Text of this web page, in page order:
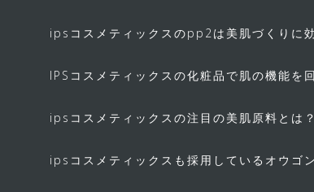
ipsコスメティックスのpp2は美肌づくりに
IPSコスメティックスの化粧品で肌の機能を
ipsコスメティックスの注目の美肌原料とは？
ipsコスメティックスも採用しているオウゴ